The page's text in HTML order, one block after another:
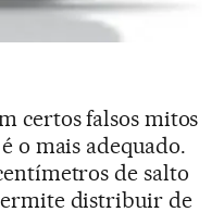
certos falsos mitos
o mais adequado.
de salto
distribuir de